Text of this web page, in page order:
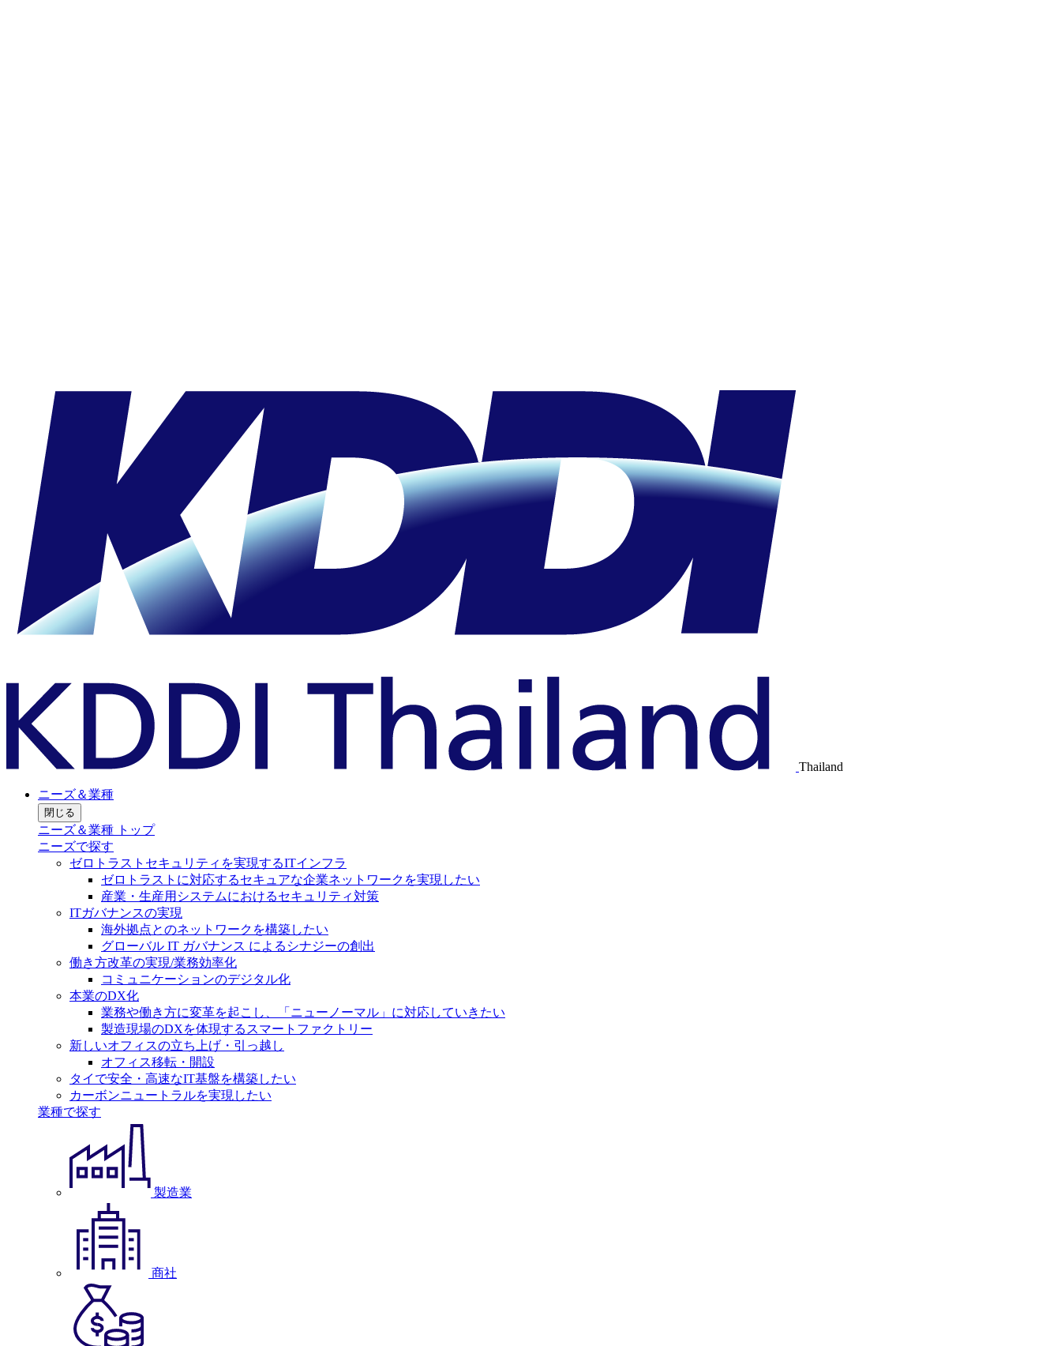
Thailand
ニーズ＆業種
閉じる
ニーズ＆業種 トップ
ニーズで探す
ゼロトラストセキュリティを実現するITインフラ
ゼロトラストに対応するセキュアな企業ネットワークを実現したい
産業・生産用システムにおけるセキュリティ対策
ITガバナンスの実現
海外拠点とのネットワークを構築したい
グローバル IT ガバナンス によるシナジーの創出
働き方改革の実現/業務効率化
コミュニケーションのデジタル化
本業のDX化
業務や働き方に変革を起こし、「ニューノーマル」に対応していきたい
製造現場のDXを体現するスマートファクトリー
新しいオフィスの立ち上げ・引っ越し
オフィス移転・開設
タイで安全・高速なIT基盤を構築したい
カーボンニュートラルを実現したい
業種で探す
製造業
商社